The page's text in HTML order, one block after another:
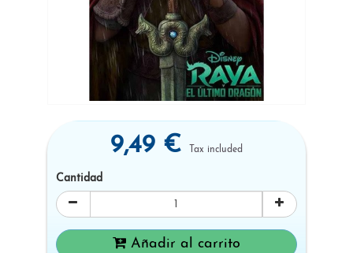
9,49 € Tax included
Cantidad
Añadir al carrito